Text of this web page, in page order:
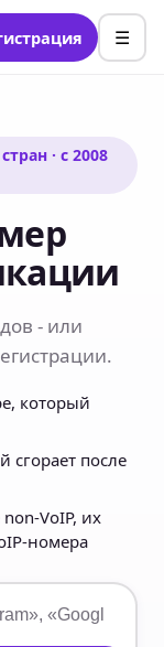
☰
· с 2008
- или
который
после
VoIP, их
номера